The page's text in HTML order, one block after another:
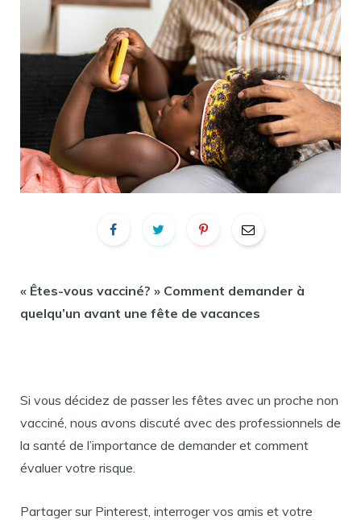
« Êtes-vous vacciné? » Comment demander à
quelqu’un avant une fête de vacances
Si vous décidez de passer les fêtes avec un proche non
vacciné, nous avons discuté avec des professionnels de
la santé de l’importance de demander et comment
évaluer votre risque.
Partager sur Pinterest, interroger vos amis et votre